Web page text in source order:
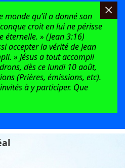
monde qu’il a donné son
croit en lui ne périsse
éternelle. » (Jean 3:16)
accepter la vérité de Jean
» Jésus a tout accompli
dès ce lundi 10 août,
(Prières, émissions, etc).
à y participer. Que